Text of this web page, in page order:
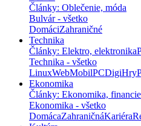
Články: Oblečenie, móda
Bulvár - všetko
DomáciZahraničné
Technika
Články: Elektro, elektronika
Technika - všetko
LinuxWebMobilPCDigiHry
Ekonomika
Články: Ekonomika, financie
Ekonomika - všetko
DomácaZahraničnáKariéra